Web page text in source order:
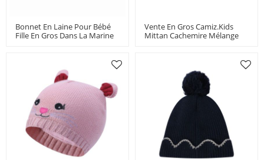
Bonnet En Laine Pour Bébé
Fille En Gros Dans La Marine
Vente En Gros Camiz.kids
Mittan Cachemire Mélange